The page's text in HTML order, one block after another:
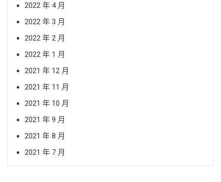
2022 年 4 月
2022 年 3 月
2022 年 2 月
2022 年 1 月
2021 年 12 月
2021 年 11 月
2021 年 10 月
2021 年 9 月
2021 年 8 月
2021 年 7 月